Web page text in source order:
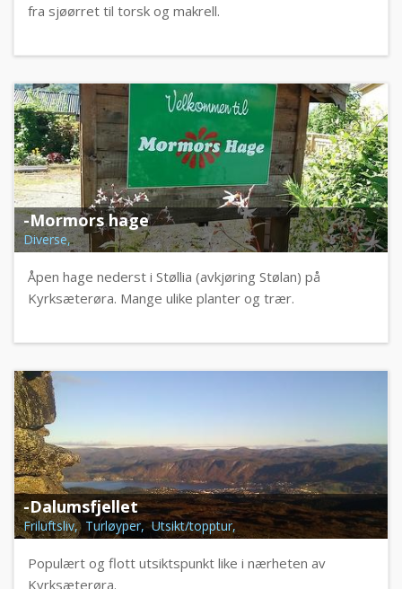
fra sjøørret til torsk og makrell.
-Mormors hage
Diverse,
Åpen hage nederst i Støllia (avkjøring Stølan) på
Kyrksæterøra. Mange ulike planter og trær.
-Dalumsfjellet
Friluftsliv, Turløyper, Utsikt/topptur,
Populært og flott utsiktspunkt like i nærheten av
Kyrksæterøra.